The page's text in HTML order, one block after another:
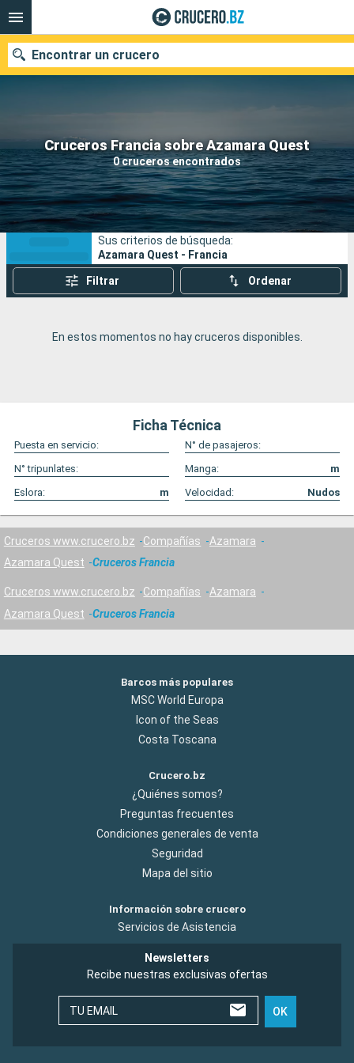
Cruceros Francia sobre Azamara Quest
0 cruceros encontrados
Encontrar un crucero
Nuestros destinos
Fecha de salida
Puertos Compañías
Buscar
Sus criterios de búsqueda:
Azamara Quest - Francia
Filtrar Ordenar
En estos momentos no hay cruceros disponibles.
Ficha Técnica
Puesta en servicio:
N° de pasajeros:
N° tripunlates:
Manga:
m
Eslora:
m Velocidad: Nudos
Cruceros www.crucero.bz Compañías
Azamara
Azamara Quest
Cruceros Francia
Cruceros www.crucero.bz Compañías
Azamara
Azamara Quest
Cruceros Francia
Barcos más populares
MSC World Europa
Icon of the Seas
Costa Toscana
Crucero.bz
¿Quiénes somos?
Preguntas frecuentes
Condiciones generales de venta
Seguridad
Mapa del sitio
Información sobre crucero
Servicios de Asistencia
Newsletters
Recibe nuestras exclusivas ofertas
TU EMAIL OK